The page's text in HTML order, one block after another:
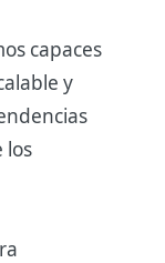
capaces
y
los